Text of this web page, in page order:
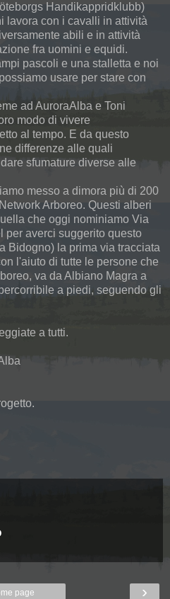
Handikappridklubb)
lavora con i cavalli in attività
abili e in attività
fra uomini e equidi.
pascoli e una stalletta e noi
usare per stare con
ad AuroraAlba e Toni
modo di vivere
al tempo. E da questo
differenze alle quali
sfumature diverse alle
messo a dimora più di 200
Arboreo. Questi alberi
che oggi nominiamo Via
per averci suggerito questo
Bidogno) la prima via tracciata
l'aiuto di tutte le persone che
va da Albiano Magra a
a piedi, seguendo gli
a tutti.
›
page